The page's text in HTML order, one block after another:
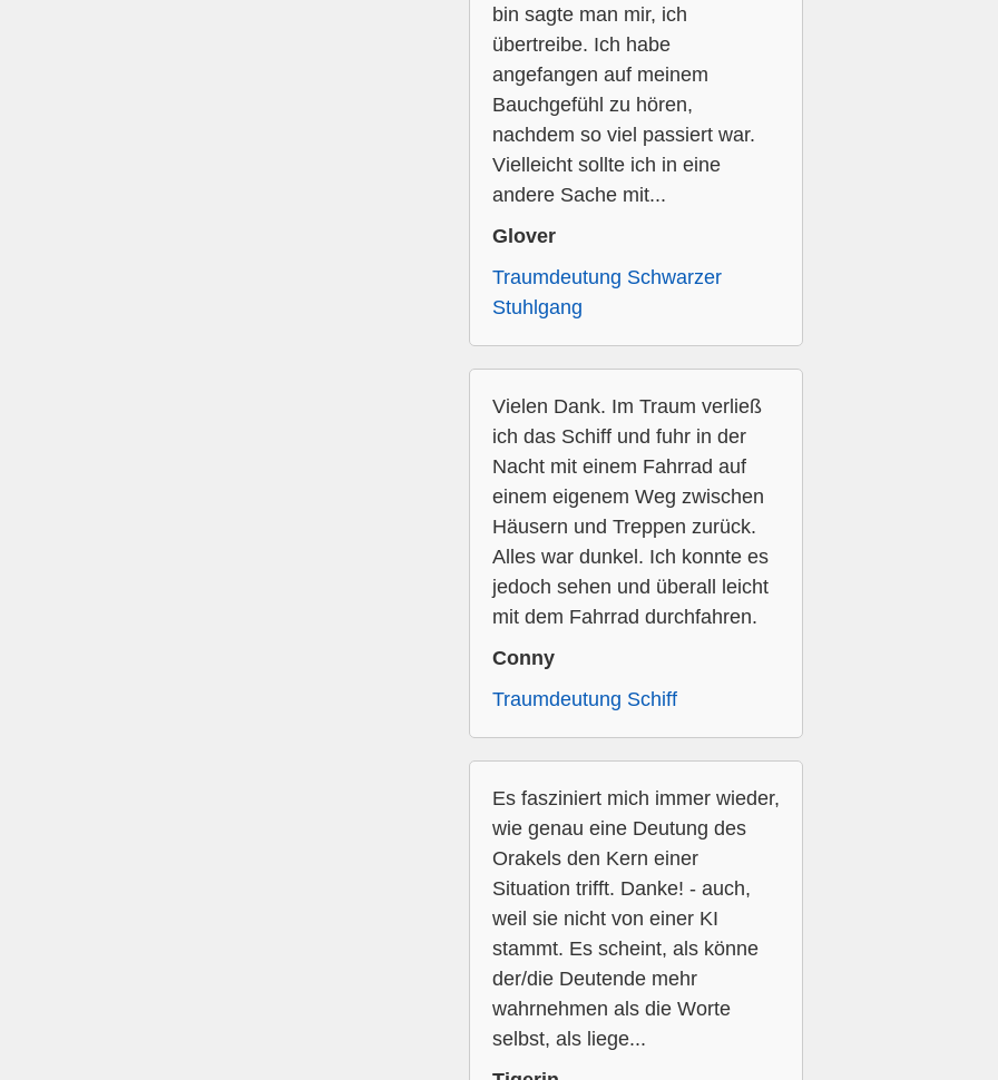
bin sagte man mir, ich
übertreibe. Ich habe
angefangen auf meinem
Bauchgefühl zu hören,
nachdem so viel passiert war.
Vielleicht sollte ich in eine
andere Sache mit...
Glover
Traumdeutung Schwarzer
Stuhlgang
Vielen Dank. Im Traum verließ
ich das Schiff und fuhr in der
Nacht mit einem Fahrrad auf
einem eigenem Weg zwischen
Häusern und Treppen zurück.
Alles war dunkel. Ich konnte es
jedoch sehen und überall leicht
mit dem Fahrrad durchfahren.
Conny
Traumdeutung Schiff
Es fasziniert mich immer wieder,
wie genau eine Deutung des
Orakels den Kern einer
Situation trifft. Danke! - auch,
weil sie nicht von einer KI
stammt. Es scheint, als könne
der/die Deutende mehr
wahrnehmen als die Worte
selbst, als liege...